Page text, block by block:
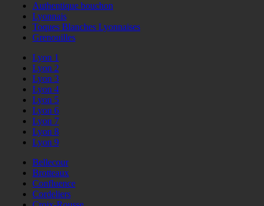
Authentique bouchon
Lyonnais
Toques Blanches Lyonnaises
Grenouilles
Lyon 1
Lyon 2
Lyon 3
Lyon 4
Lyon 5
Lyon 6
Lyon 7
Lyon 8
Lyon 9
Bellecour
Brotteaux
Confluence
Cordeliers